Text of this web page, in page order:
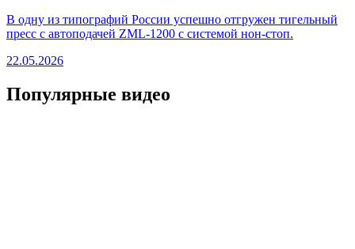
В одну из типографий России успешно отгружен тигельный
пресс с автоподачей ZML-1200 с системой нон-стоп.
22.05.2026
Популярные видео